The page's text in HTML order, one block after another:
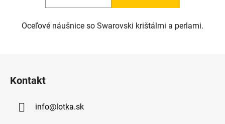
Oceľové náušnice so Swarovski krištálmi a perlami.
Kontakt
info@lotka.sk